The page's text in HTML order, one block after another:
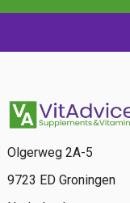
Olgerweg 2A-5
9723 ED Groningen